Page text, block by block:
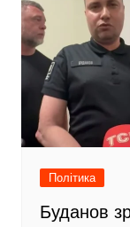
Політика
Буданов